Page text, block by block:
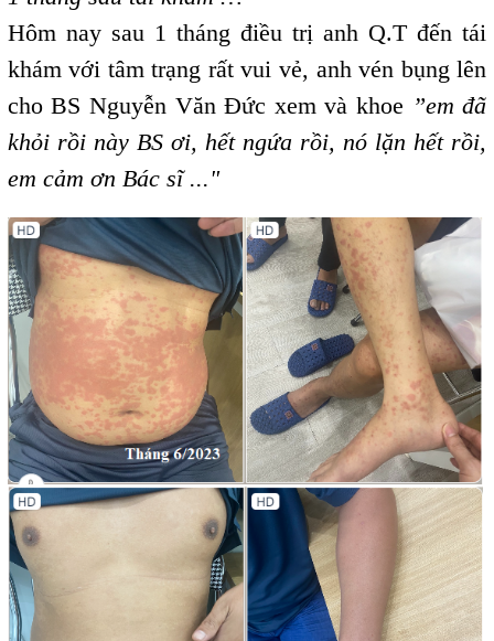
Hôm nay sau 1 tháng điều trị anh Q.T đến tái
khám với tâm trạng rất vui vẻ, anh vén bụng lên
cho BS Nguyễn Văn Đức xem và khoe ”em đã
khỏi rồi này BS ơi, hết ngứa rồi, nó lặn hết rồi,
em cảm ơn Bác sĩ ..."